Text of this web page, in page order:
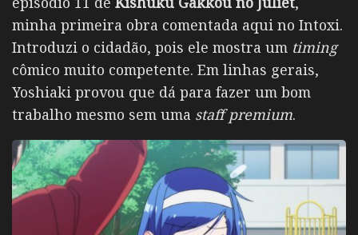
minha primeira obra comentada aqui no Intoxi.
Introduzi o cidadão, pois ele mostra um timing
cômico muito competente. Em linhas gerais,
Yoshiaki provou que dá para fazer um bom
trabalho mesmo sem uma staff premium.